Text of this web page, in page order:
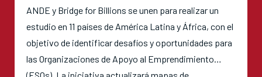
ANDE y Bridge for Billions se unen para realizar un
estudio en 11 países de América Latina y África, con el
objetivo de identificar desafíos y oportunidades para
las Organizaciones de Apoyo al Emprendimiento